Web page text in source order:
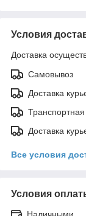
Условия
Доставка
Самовывоз
Доставка
Доставка
Все условия
Условия
Наличными